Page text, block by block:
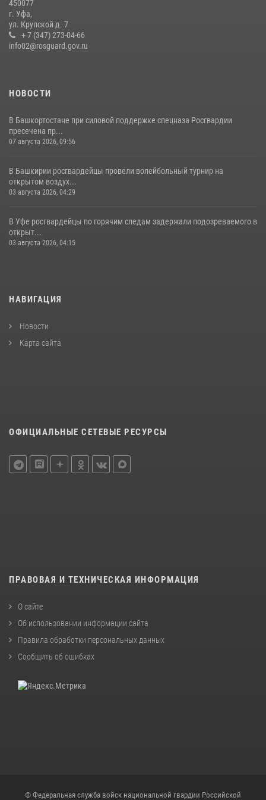
16 июля 2026, 04:30
Росгвардейцы Башкортостана обеспечили правопорядок и
выступили на празднике в честь Дня ВДВ
450077
г. Уфа,
ул. Крупской д. 7
+ 7 (347) 273-04-66
info02@rosguard.gov.ru
НОВОСТИ
В Башкортостане при силовой поддержке спецназа Росгвардии
пресечена пр...
07 августа 2026, 09:56
В Башкирии росгвардейцы провели волейбольный турнир на
открытом воздух...
03 августа 2026, 04:29
В Уфе росгвардейцы по горячим следам задержали подозреваемого в
открыт...
03 августа 2026, 04:15
НАВИГАЦИЯ
Новости
Карта сайта
ОФИЦИАЛЬНЫЕ СЕТЕВЫЕ РЕСУРСЫ
ПРАВОВАЯ И ТЕХНИЧЕСКАЯ ИНФОРМАЦИЯ
О сайте
Об использовании информации сайта
Правила обработки персональных данных
Сообщить об ошибках
© Федеральная служба войск национальной гвардии Российской